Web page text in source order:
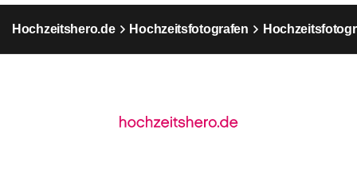
Hochzeitshero.de Hochzeitsfotografen